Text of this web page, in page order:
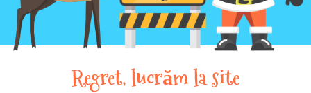
Regret, lucrăm la site